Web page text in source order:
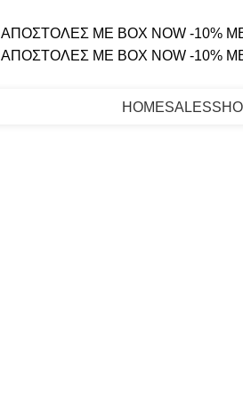
ΑΠΟΣΤΟΛΕΣ ΜΕ BOX NOW -10%
ΑΠΟΣΤΟΛΕΣ ΜΕ BOX NOW -10%
HOMESALES